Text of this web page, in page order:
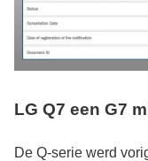
LG Q7 een G7
De Q-serie werd